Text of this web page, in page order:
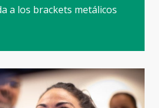
a los brackets metálicos